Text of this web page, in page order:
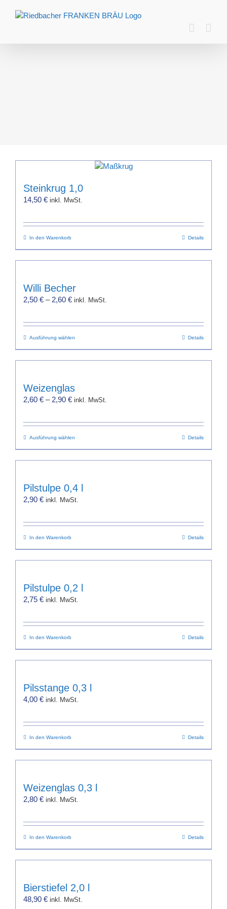
Inhalt
Steinkrug 1,0
14,50 € inkl. MwSt.
In den Warenkorb Details
Willi Becher
2,50 € – 2,60 € inkl. MwSt.
Ausführung wählen
Produkt
weist
können
der
Produktseite
werden
Details
Weizenglas
2,60 € – 2,90 € inkl. MwSt.
Ausführung wählen
Produkt
weist
Varianten
auf.
können
der
Produktseite
werden
Details
Pilstulpe 0,4 l
2,90 € inkl. MwSt.
In den Warenkorb Details
Pilstulpe 0,2 l
2,75 € inkl. MwSt.
In den Warenkorb Details
Pilsstange 0,3 l
4,00 € inkl. MwSt.
In den Warenkorb Details
Weizenglas 0,3 l
2,80 € inkl. MwSt.
In den Warenkorb Details
Bierstiefel 2,0 l
48,90 € inkl. MwSt.